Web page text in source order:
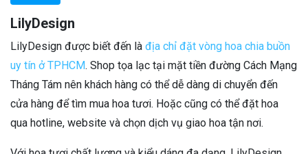
LilyDesign
LilyDesign được biết đến là địa chỉ đặt vòng hoa chia buồn
uy tín ở TPHCM. Shop tọa lạc tại mặt tiền đường Cách Mạng
Tháng Tám nên khách hàng có thể dễ dàng di chuyển đến
cửa hàng để tìm mua hoa tươi. Hoặc cũng có thể đặt hoa
qua hotline, website và chọn dịch vụ giao hoa tận nơi.